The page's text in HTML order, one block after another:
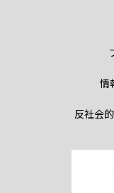
情
反社会